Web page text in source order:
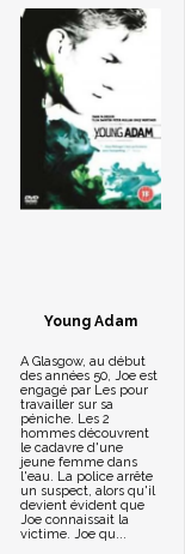
Young Adam
A Glasgow, au début
des années 50, Joe est
engagé par Les pour
travailler sur sa
péniche. Les 2
hommes découvrent
le cadavre d'une
jeune femme dans
l'eau. La police arrête
un suspect, alors qu'il
devient évident que
Joe connaissait la
victime. Joe qu...